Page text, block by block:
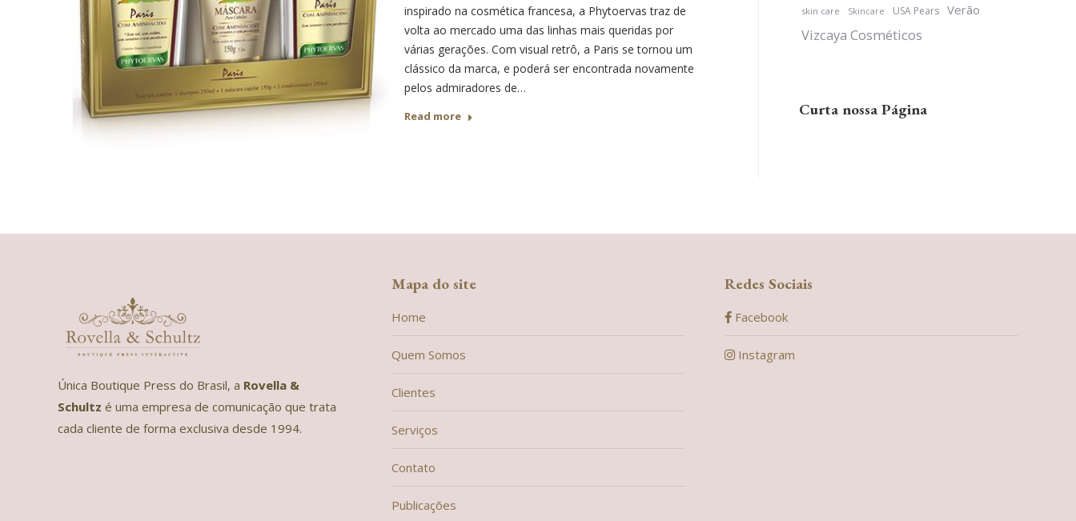
inspirado na cosmética francesa, a Phytoervas traz de
volta ao mercado uma das linhas mais queridas por
várias gerações. Com visual retrô, a Paris se tornou um
clássico da marca, e poderá ser encontrada novamente
pelos admiradores de…
Read more
skin care Skincare USA Pears Verão
Vizcaya Cosméticos
Curta nossa Página
Única Boutique Press do Brasil, a Rovella &
Schultz é uma empresa de comunicação que trata
cada cliente de forma exclusiva desde 1994.
Mapa do site
Home
Quem Somos
Clientes
Serviços
Contato
Publicações
Redes Sociais
Facebook
Instagram